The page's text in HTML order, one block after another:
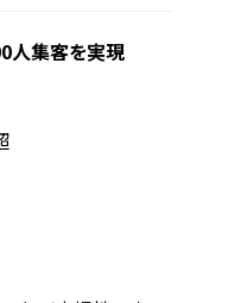
人集客を実現